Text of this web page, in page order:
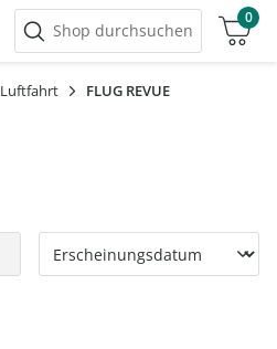
Shop durchsuchen
0
Luftfahrt FLUG REVUE